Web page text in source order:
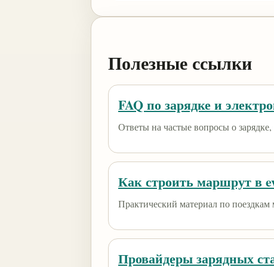
Полезные ссылки
FAQ по зарядке и
Ответы на частые вопросы о
Как строить маршрут в
Практический материал по
Провайдеры зарядных